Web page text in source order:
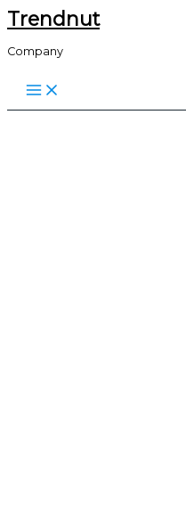
Skip
content
Trendnut
Company